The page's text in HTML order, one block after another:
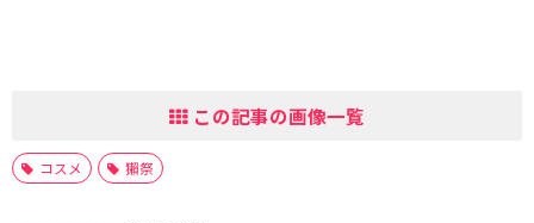
この記事の画像一覧
コスメ 獺祭